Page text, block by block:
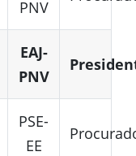
PNV
EAJ-
PNV
PSE-
EE